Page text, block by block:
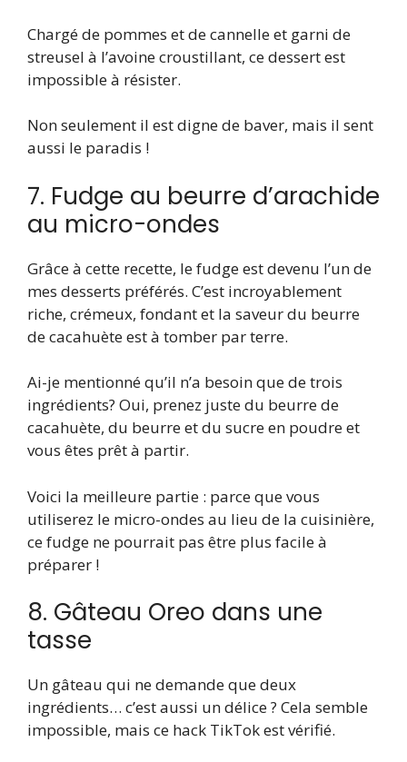
Chargé de pommes et de cannelle et garni de
streusel à l’avoine croustillant, ce dessert est
impossible à résister.
Non seulement il est digne de baver, mais il sent
aussi le paradis !
7. Fudge au beurre d’arachide
au micro-ondes
Grâce à cette recette, le fudge est devenu l’un de
mes desserts préférés. C’est incroyablement
riche, crémeux, fondant et la saveur du beurre
de cacahuète est à tomber par terre.
Ai-je mentionné qu’il n’a besoin que de trois
ingrédients? Oui, prenez juste du beurre de
cacahuète, du beurre et du sucre en poudre et
vous êtes prêt à partir.
Voici la meilleure partie : parce que vous
utiliserez le micro-ondes au lieu de la cuisinière,
ce fudge ne pourrait pas être plus facile à
préparer !
8. Gâteau Oreo dans une
tasse
Un gâteau qui ne demande que deux
ingrédients… c’est aussi un délice ? Cela semble
impossible, mais ce hack TikTok est vérifié.